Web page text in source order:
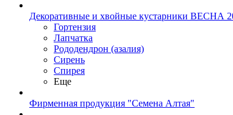
Декоративные и хвойные кустарники ВЕСНА
Гортензия
Лапчатка
Рододендрон (азалия)
Сирень
Спирея
Еще
Фирменная продукция "Семена Алтая"